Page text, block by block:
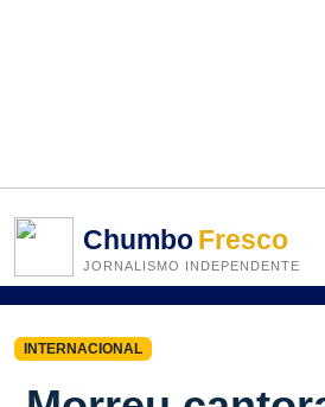
ChumboFresco
JORNALISMO INDEPENDENTE
INTERNACIONAL